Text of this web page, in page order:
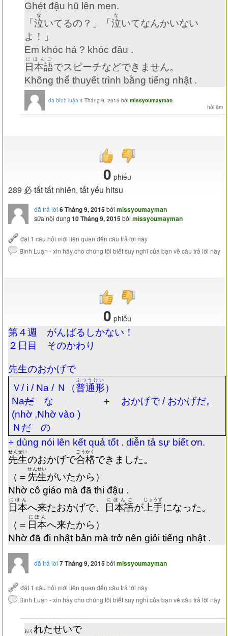
Ghét đậu hũ lên men.
「 泣
な
いてるの？」「 泣
な
いてなんかいない
よ！」
Em khóc hả ? khóc đâu .
日本語
にほんご
でスピーチなどできません。
Không thể thuyết trình bằng tiếng nhật .
đã bình luận 4 Tháng 9, 2015 bởi missyoumayman
0 phiếu
289 必 tất tất nhiên, tất yếu hitsu
đã trả lời 6 Tháng 9, 2015bởi missyoumayman
sửa nội dung 10 Tháng 9, 2015bởi missyoumayman
0 phiếu
第４週 がんばるしかない！
２日目 そのかわり
先生のおかげで
Ｖ/ i / Na / Ｎ（普通形
ふつうけい
）
Naだな ＋ おかげで/ おかげだ。
(nhờ ,Nhờ vào )
Ｎだの
+ dùng nói lên kết quả tốt . diễn tả sự biết ơn.
先生
せんせい
のおかげで合格
ごうかく
できました。
（＝ 先生
せんせい
がいたから）
Nhờ cô giáo mà đã thi đậu .
日本
にほん
へ来たおかげで、 日本語
にほんご
が 上手
じょうず
になった。
（＝ 日本
にほん
へ来たから）
Nhờ đã đi nhật bản mà trở nên giỏi tiếng nhật .
đã trả lời 7 Tháng 9, 2015bởi missyoumayman
おく れたせいで